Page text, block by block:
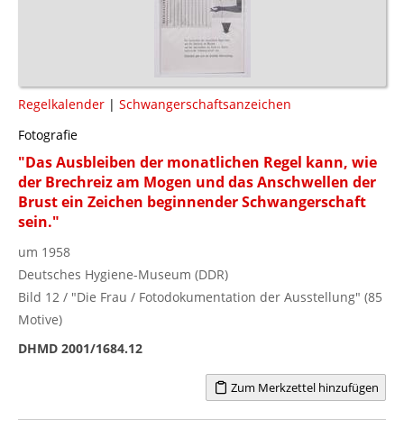
Regelkalender | Schwangerschaftsanzeichen
Fotografie
"Das Ausbleiben der monatlichen Regel kann, wie
der Brechreiz am Mogen und das Anschwellen der
Brust ein Zeichen beginnender Schwangerschaft
sein."
um 1958
Deutsches Hygiene-Museum (DDR)
Bild 12 / "Die Frau / Fotodokumentation der Ausstellung" (85
Motive)
DHMD 2001/1684.12
Zum Merkzettel hinzufügen